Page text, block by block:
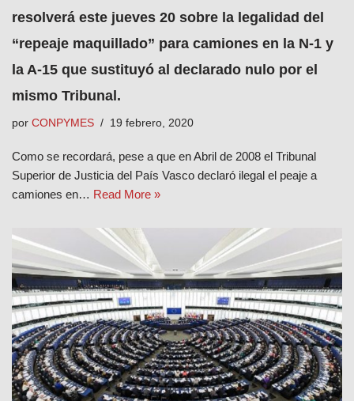
resolverá este jueves 20 sobre la legalidad del
“repeaje maquillado” para camiones en la N-1 y
la A-15 que sustituyó al declarado nulo por el
mismo Tribunal.
por CONPYMES 19 febrero, 2020
Como se recordará, pese a que en Abril de 2008 el Tribunal
Superior de Justicia del País Vasco declaró ilegal el peaje a
camiones en… Read More »